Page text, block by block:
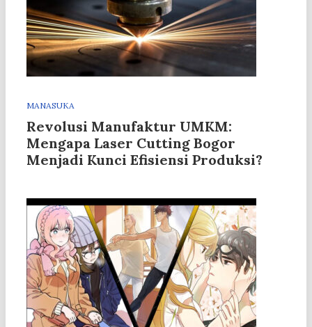
MANASUKA
Revolusi Manufaktur UMKM:
Mengapa Laser Cutting Bogor
Menjadi Kunci Efisiensi Produksi?